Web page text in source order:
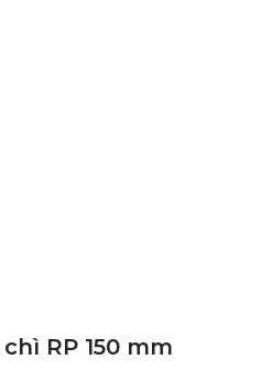
RP 150 mm